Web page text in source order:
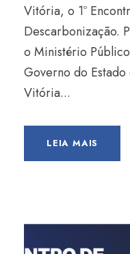
Vitória, o 1º
Descarbonização.
o Ministério
Governo do
Vitória...
LEIA MAIS